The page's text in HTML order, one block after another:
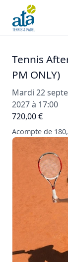
Tennis
PM ONLY)
Mardi 22
2027 à 17:00
720,00 €
Acompte de